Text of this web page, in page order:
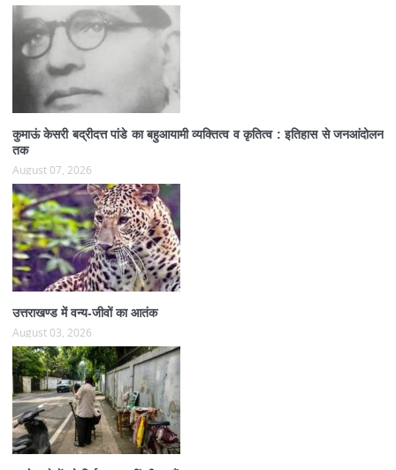
कुमाऊं केसरी बद्रीदत्त पांडे का बहुआयामी व्यक्तित्व व कृतित्व : इतिहास से जनआंदोलन
तक
August 07, 2026
उत्तराखण्ड में वन्य-जीवों का आतंक
August 03, 2026